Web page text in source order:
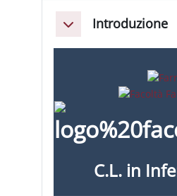
MinimizzaIntroduzione
C.L. in